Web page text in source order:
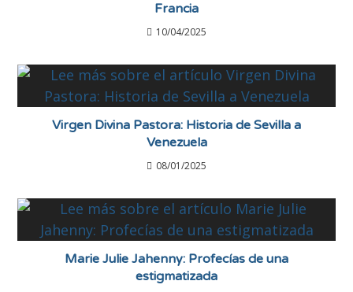
Francia
10/04/2025
Virgen Divina Pastora: Historia de Sevilla a
Venezuela
08/01/2025
Marie Julie Jahenny: Profecías de una
estigmatizada